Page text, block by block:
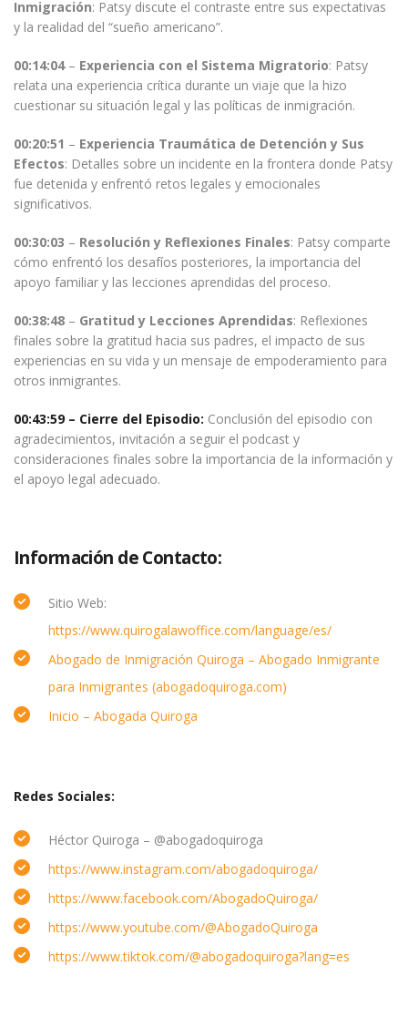
Inmigración: Patsy discute el contraste entre sus expectativas
y la realidad del “sueño americano”.
00:14:04– Experiencia con el Sistema Migratorio: Patsy
relata una experiencia crítica durante un viaje que la hizo
cuestionar su situación legal y las políticas de inmigración.
00:20:51 – Experiencia Traumática de Detención y Sus
Efectos: Detalles sobre un incidente en la frontera donde Patsy
fue detenida y enfrentó retos legales y emocionales
significativos.
00:30:03 – Resolución y Reflexiones Finales: Patsy comparte
cómo enfrentó los desafíos posteriores, la importancia del
apoyo familiar y las lecciones aprendidas del proceso.
00:38:48 – Gratitud y Lecciones Aprendidas: Reflexiones
finales sobre la gratitud hacia sus padres, el impacto de sus
experiencias en su vida y un mensaje de empoderamiento para
otros inmigrantes.
00:43:59 – Cierre del Episodio: Conclusión del episodio con
agradecimientos, invitación a seguir el podcast y
consideraciones finales sobre la importancia de la información y
el apoyo legal adecuado.
Información de Contacto:
Sitio Web:
https://www.quirogalawoffice.com/language/es/
Abogado de Inmigración Quiroga – Abogado Inmigrante
para Inmigrantes (abogadoquiroga.com)
Inicio – Abogada Quiroga
Redes Sociales:
Héctor Quiroga – @abogadoquiroga
https://www.instagram.com/abogadoquiroga/
https://www.facebook.com/AbogadoQuiroga/
https://www.youtube.com/@AbogadoQuiroga
https://www.tiktok.com/@abogadoquiroga?lang=es